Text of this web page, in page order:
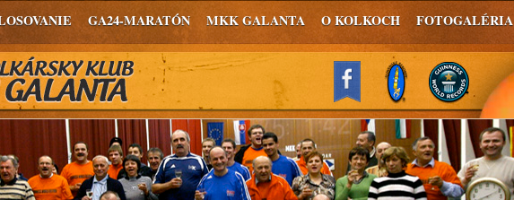
GA24-MARATÓN MKK GALANTA O KOLKOCH FOTOGALÉRIA